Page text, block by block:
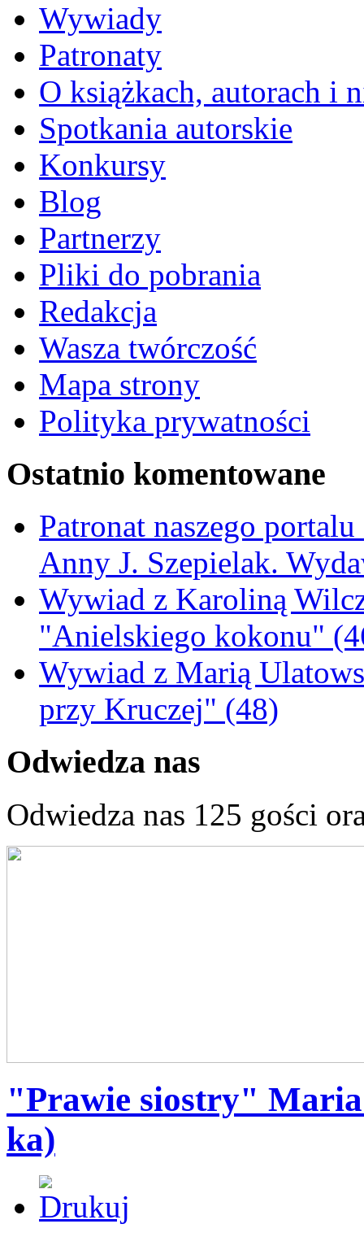
Wywiady
Patronaty
O książkach, autorach i
Spotkania autorskie
Konkursy
Blog
Partnerzy
Pliki do pobrania
Redakcja
Wasza twórczość
Mapa strony
Polityka prywatności
Ostatnio komentowane
Patronat naszego
Anny J. Szepielak.
Wywiad z Karoliną
"Anielskiego kokonu"
Wywiad z Marią
przy Kruczej" (48)
Odwiedza nas
Odwiedza nas 125 gości
"Prawie siostry"
ka)